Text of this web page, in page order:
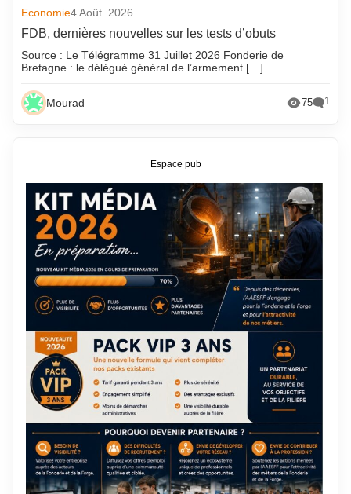
Economie4 Août. 2026
FDB, dernières nouvelles sur les tests d’obuts
Source : Le Télégramme 31 Juillet 2026 Fonderie de
Bretagne : le délégué général de l’armement […]
Mourad 75 1
Espace pub